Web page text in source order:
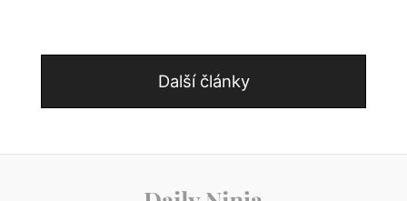
Další články